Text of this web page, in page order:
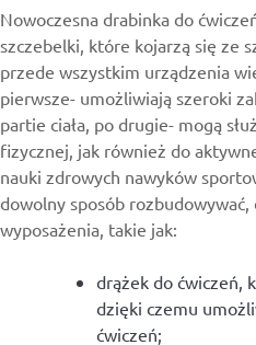
Nowoczesna drabinka do
szczebelki, które kojarzą się ze
przede wszystkim urządzenia
pierwsze- umożliwiają szeroki
partie ciała, po drugie- mogą
fizycznej, jak również do
nauki zdrowych nawyków
dowolny sposób
wyposażenia, takie jak:
drążek do ćwiczeń,
dzięki czemu
ćwiczeń;